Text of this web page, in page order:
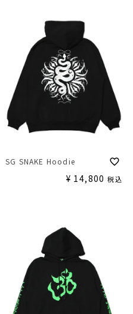
SG SNAKE Hoodie
¥ 14,800 税込